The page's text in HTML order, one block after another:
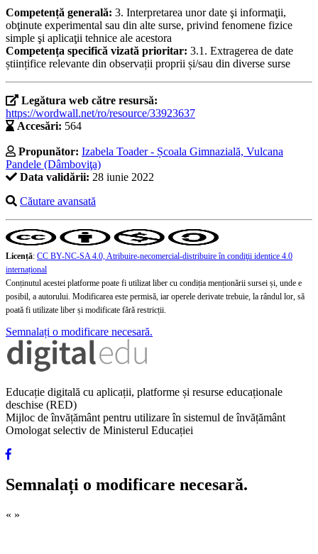
Competență generală: 3. Interpretarea unor date şi informaţii,
obţinute experimental sau din alte surse, privind fenomene fizice
simple şi aplicaţii tehnice ale acestora
Competența specifică vizată prioritar: 3.1. Extragerea de date
științifice relevante din observații proprii și/sau din diverse surse
Legătura web către resursă:
https://wordwall.net/ro/resource/33923637
Accesări: 564
Propunător: Izabela Toader - Școala Gimnazială, Vulcana
Pandele (Dâmboviţa)
Data validării: 28 iunie 2022
Căutare avansată
Licență: CC BY-NC-SA 4.0, Atribuire-necomercial-distribuire în condiţii identice 4.0
internațional
Conținutul acestei platforme poate fi utilizat liber cu condiția menționării sursei și, unde e
posibil, a autorului. Modificarea este permisă, iar operele derivate trebuie, la rândul lor, să
poată fi utilizate liber și modificate fără restricții.
Semnalați o modificare necesară.
Educație digitală cu aplicații, platforme și resurse educaționale
deschise (RED)
Mijloc de învățământ pentru utilizare în sistemul de învățământ
Omologat selectiv de Ministerul Educației
Semnalați o modificare necesară.
« »